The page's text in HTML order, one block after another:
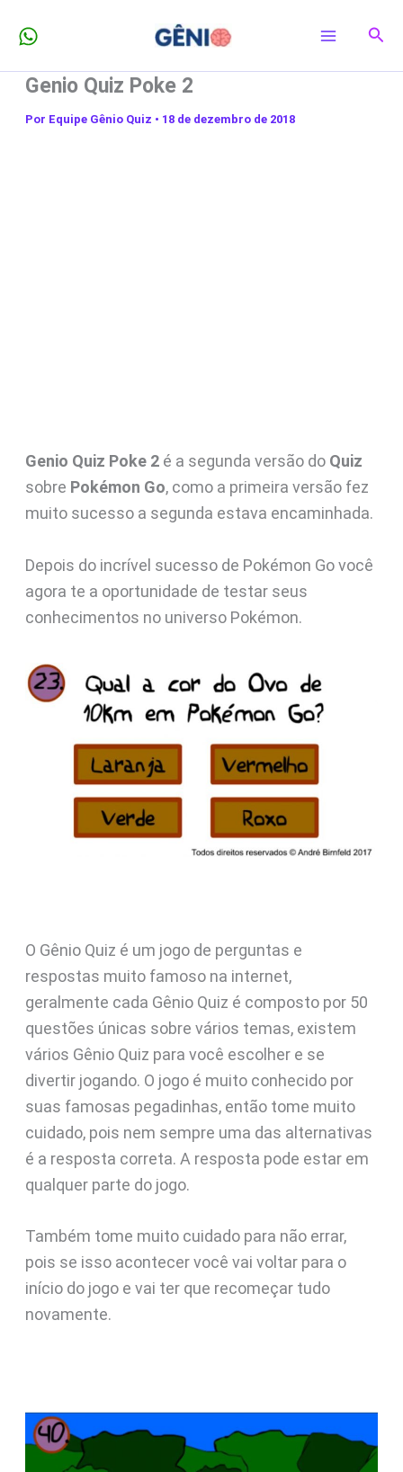
para
conteúdo
Genio Quiz Poke 2
Por Equipe Gênio Quiz • 18 de dezembro de 2018
Genio Quiz Poke 2é a segunda versão do Quiz
sobre Pokémon Go, como a primeira versão fez
muito sucesso a segunda estava encaminhada.
Depois do incrível sucesso de Pokémon Go você
agora te a oportunidade de testar seus
conhecimentos no universo Pokémon.
O Gênio Quiz é um jogo de perguntas e
respostas muito famoso na internet,
geralmente cada Gênio Quiz é composto por 50
questões únicas sobre vários temas, existem
vários Gênio Quiz para você escolher e se
divertir jogando. O jogo é muito conhecido por
suas famosas pegadinhas, então tome muito
cuidado, pois nem sempre uma das alternativas
é a resposta correta. A resposta pode estar em
qualquer parte do jogo.
Também tome muito cuidado para não errar,
pois se isso acontecer você vai voltar para o
início do jogo e vai ter que recomeçar tudo
novamente.